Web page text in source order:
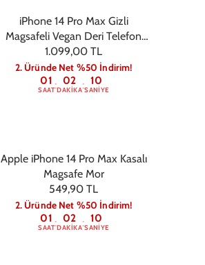
iPhone 14 Pro Max Gizli
Magsafeli Vegan Deri Telefon
Kılıfı - Pembe
1.099,00 TL
2. Üründe Net %50 İndirim!
01
SAAT: 02
DAKIKA: 09
SANIYE
Apple iPhone 14 Pro Max Kasalı
Magsafe Mor
549,90 TL
2. Üründe Net %50 İndirim!
01
SAAT: 02
DAKIKA: 09
SANIYE